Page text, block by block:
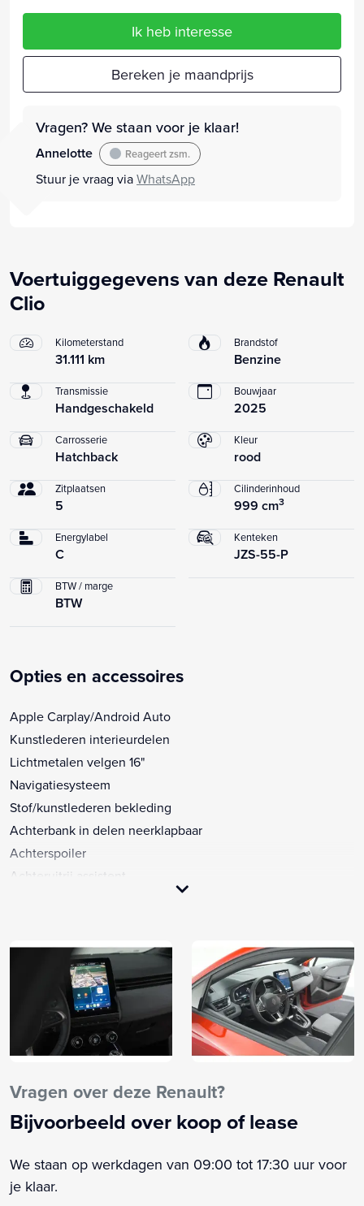
Ik heb interesse
Bereken je maandprijs
Vragen? We staan voor je klaar!
Annelotte Reageert zsm.
Stuur je vraag viaWhatsApp
Voertuiggegevens van deze Renault
Clio
Kilometerstand
31.111 km
Brandstof
Benzine
Transmissie
Handgeschakeld
Bouwjaar
2025
Carrosserie
Hatchback
Kleur
rood
Zitplaatsen
5
Cilinderinhoud
999 cm3
Energylabel
C
Kenteken
JZS-55-P
BTW / marge
BTW
Opties en accessoires
Apple Carplay/Android Auto
Kunstlederen interieurdelen
Lichtmetalen velgen 16"
Navigatiesysteem
Stof/kunstlederen bekleding
Achterbank in delen neerklapbaar
Achterspoiler
Achteruitrij assistent
Anti Blokkeer Systeem
Anti doorSlip Regeling
Armsteun voor
Automatische snelheids begrenzing
Autonomous Emergency Braking
Bandenspanningscontrolesysteem
Bestuurdersstoel in hoogte verstelbaar
Binnenspiegel automatisch dimmend
Boordcomputer
Bots waarschuwing systeem
Vragen over deze Renault?
Bijvoorbeeld over koop of lease
We staan op werkdagen van 09:00 tot 17:30 uur voor
je klaar.